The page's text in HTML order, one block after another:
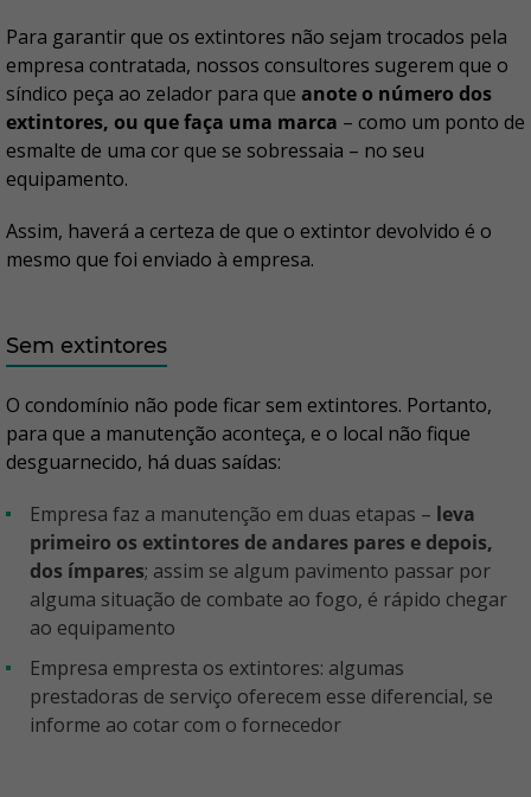
Para garantir que os extintores não sejam trocados pela
empresa contratada, nossos consultores sugerem que o
síndico peça ao zelador para que anote o número dos
extintores, ou que faça uma marca – como um ponto de
esmalte de uma cor que se sobressaia – no seu
equipamento.
Assim, haverá a certeza de que o extintor devolvido é o
mesmo que foi enviado à empresa.
Sem extintores
O condomínio não pode ficar sem extintores. Portanto,
para que a manutenção aconteça, e o local não fique
desguarnecido, há duas saídas:
Empresa faz a manutenção em duas etapas – leva
primeiro os extintores de andares pares e depois,
dos ímpares; assim se algum pavimento passar por
alguma situação de combate ao fogo, é rápido chegar
ao equipamento
Empresa empresta os extintores: algumas
prestadoras de serviço oferecem esse diferencial, se
informe ao cotar com o fornecedor